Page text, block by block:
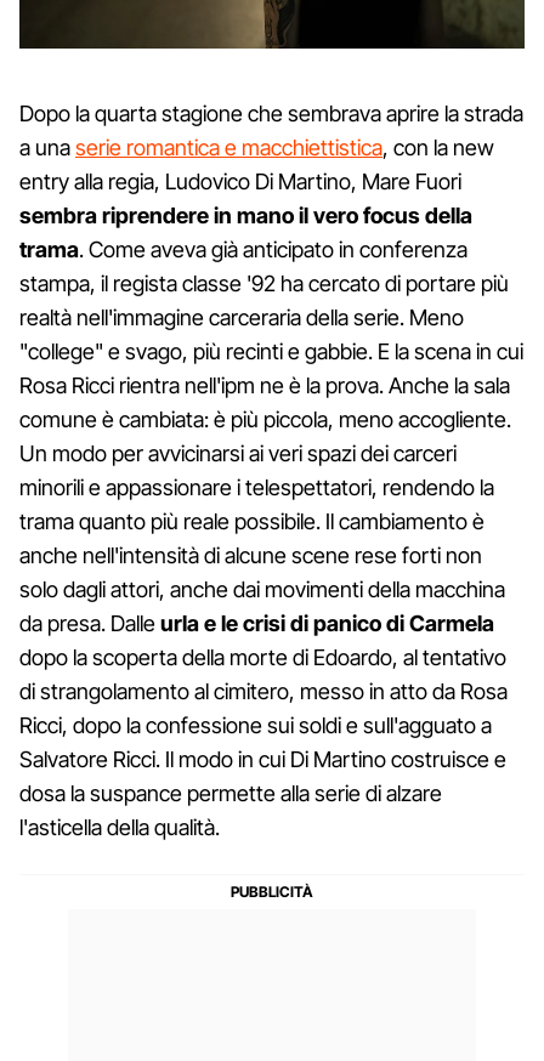
Dopo la quarta stagione che sembrava aprire la strada
a unaserie romantica e macchiettistica, con la new
entry alla regia, Ludovico Di Martino, Mare Fuori
sembra riprendere in mano il vero focus della
trama. Come aveva già anticipato in conferenza
stampa, il regista classe '92 ha cercato di portare più
realtà nell'immagine carceraria della serie. Meno
"college" e svago, più recinti e gabbie. E la scena in cui
Rosa Ricci rientra nell'ipm ne è la prova. Anche la sala
comune è cambiata: è più piccola, meno accogliente.
Un modo per avvicinarsi ai veri spazi dei carceri
minorili e appassionare i telespettatori, rendendo la
trama quanto più reale possibile. Il cambiamento è
anche nell'intensità di alcune scene rese forti non
solo dagli attori, anche dai movimenti della macchina
da presa. Dalleurla e le crisi di panico di Carmela
dopo la scoperta della morte di Edoardo, al tentativo
di strangolamento al cimitero, messo in atto da Rosa
Ricci, dopo la confessione sui soldi e sull'agguato a
Salvatore Ricci. Il modo in cui Di Martino costruisce e
dosa la suspance permette alla serie di alzare
l'asticella della qualità.